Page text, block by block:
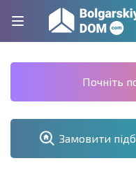
Почніть
Замовити